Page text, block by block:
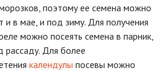
поэтому ее семена можно
и в мае, и под зиму. Для получения
можно посеять семена в парник,
рассаду. Для более
календулы посевы можно